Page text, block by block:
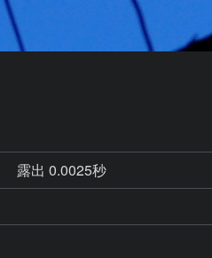
露出 0.0025秒